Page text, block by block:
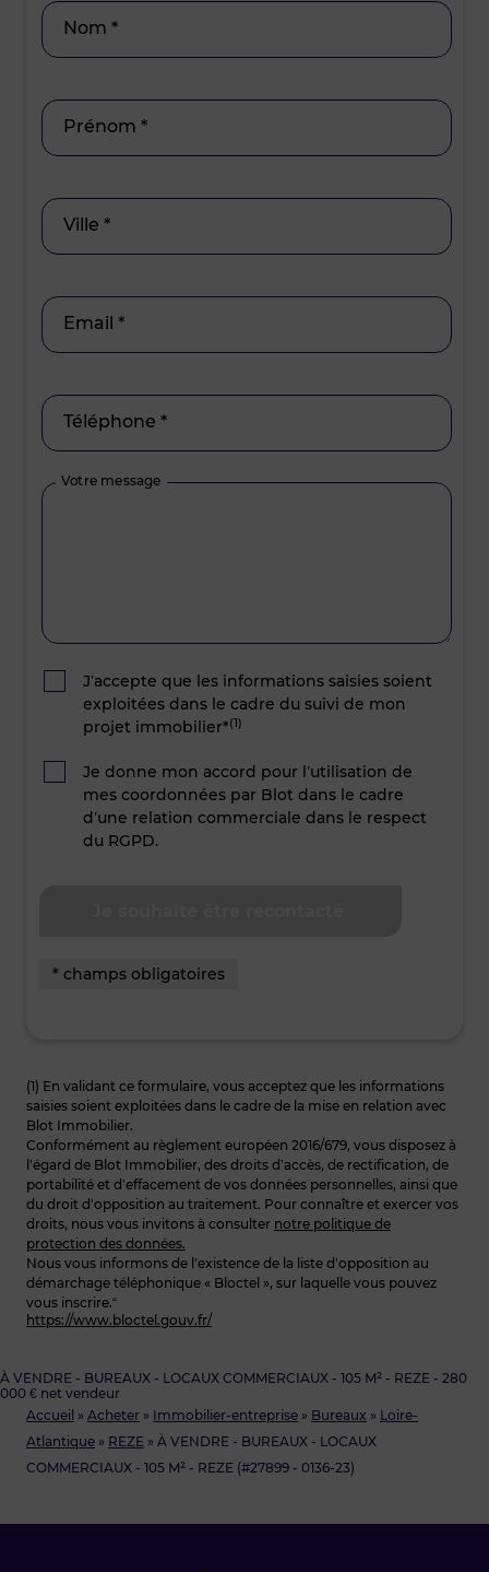
Accueil » Acheter » Immobilier-entreprise » Bureaux » Loire-
Atlantique » REZE » À VENDRE - BUREAUX - LOCAUX
COMMERCIAUX - 105 M² - REZE (#27899 - 0136-23)
À VENDRE - BUREAUX - LOCAUX COMMERCIAUX - 105 M² - REZE - 280
000 € net vendeur
Nom *
Prénom *
Ville *
Email *
Téléphone *
Votre message
J’accepte que les informations saisies soient
exploitées dans le cadre du suivi de mon
projet immobilier*(1)
Je donne mon accord pour l’utilisation de
mes coordonnées par Blot dans le cadre
d’une relation commerciale dans le respect
du RGPD.
* champs obligatoires
(1) En validant ce formulaire, vous acceptez que les informations
saisies soient exploitées dans le cadre de la mise en relation avec
Blot Immobilier.
Conformément au règlement européen 2016/679, vous disposez à
l’égard de Blot Immobilier, des droits d’accès, de rectification, de
portabilité et d’effacement de vos données personnelles, ainsi que
du droit d’opposition au traitement. Pour connaître et exercer vos
droits, nous vous invitons à consulter notre politique de
protection des données.
Nous vous informons de l’existence de la liste d’opposition au
démarchage téléphonique « Bloctel », sur laquelle vous pouvez
vous inscrire.“
https://www.bloctel.gouv.fr/